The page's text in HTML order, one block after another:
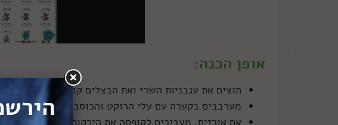
אופן הכנה:
חוצים את עגבניות השרי ואת הבצלים קוצצים הכי דק
מערבבים בקערה עם עלי הרוקט והכוסברה. מתבלים